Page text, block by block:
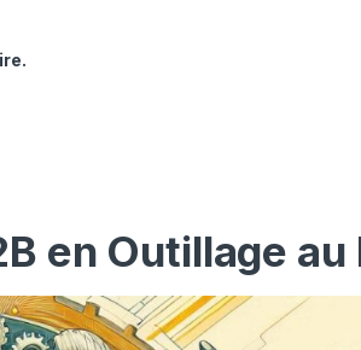
en Outillage au